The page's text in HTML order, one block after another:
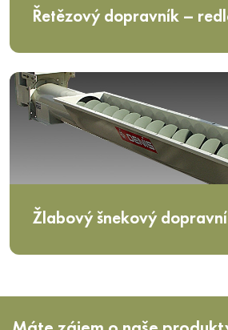
Řetězový dopravník –
Žlabový šnekový